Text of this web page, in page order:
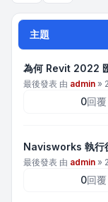
主題
為何 Revit 2022
最後發表 由 admin »
0回覆
Navisworks 執行
最後發表 由 admin »
0回覆